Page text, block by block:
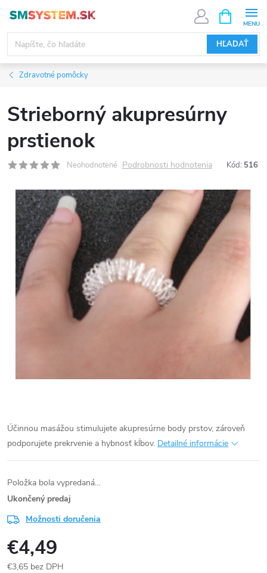
obsah
HĽADAŤ
KOŠÍK
Zdravotné pomôcky
Strieborný akupresúrny
prstienok
Neohodnotené Podrobnosti hodnotenia Kód: 516
Účinnou masážou stimulujete akupresúrne body prstov, zároveň
podporujete prekrvenie a hybnosť kĺbov. Detailné informácie
Položka bola vypredaná…
Ukončený predaj
Možnosti doručenia
€4,49
€3,65 bez DPH